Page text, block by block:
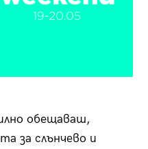
обещаваш,
за слънчево и